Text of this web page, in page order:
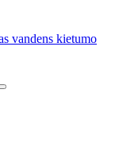
vandens kietumo